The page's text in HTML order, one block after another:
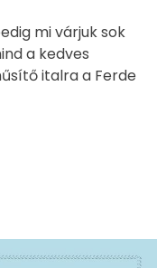
mi várjuk sok
a kedves
italra a Ferde